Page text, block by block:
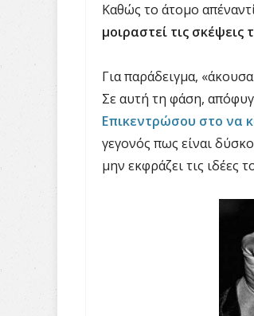
Καθώς το άτομο
μοιραστεί τις
Για παράδειγμα,
Σε αυτή τη φάση,
Επικεντρώσου στο να
γεγονός πως είναι
μην εκφράζει τις ιδέες